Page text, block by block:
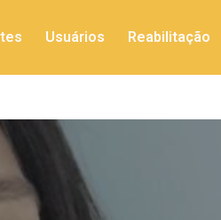
Usuários Reabilitação